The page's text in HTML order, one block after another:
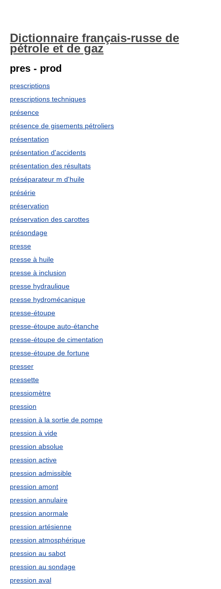
Dictionnaire français-russe de
pétrole et de gaz
pres - prod
prescriptions
prescriptions techniques
présence
présence de gisements pétroliers
présentation
présentation d'accidents
présentation des résultats
préséparateur m d'huile
présérie
préservation
préservation des carottes
présondage
presse
presse à huile
presse à inclusion
presse hydraulique
presse hydromécanique
presse-étoupe
presse-étoupe auto-étanche
presse-étoupe de cimentation
presse-étoupe de fortune
presser
pressette
pressiomètre
pression
pression à la sortie de pompe
pression à vide
pression absolue
pression active
pression admissible
pression amont
pression annulaire
pression anormale
pression artésienne
pression atmosphérique
pression au sabot
pression au sondage
pression aval